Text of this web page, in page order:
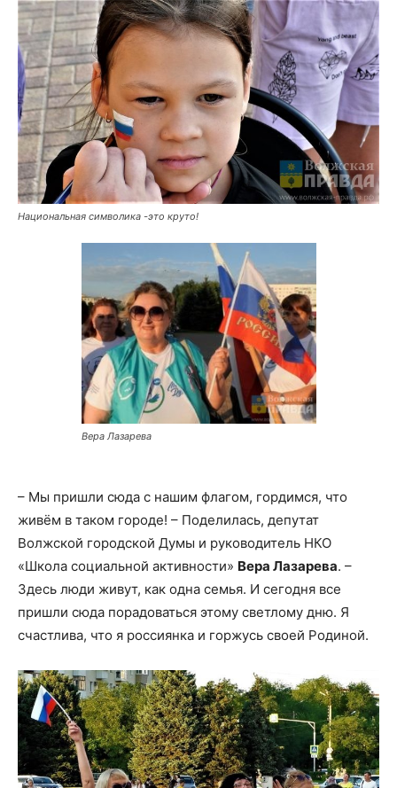
Национальная символика -это круто!
Вера Лазарева
– Мы пришли сюда с нашим флагом, гордимся, что
живём в таком городе! – Поделилась, депутат
Волжской городской Думы и руководитель НКО
«Школа социальной активности» Вера Лазарева. –
Здесь люди живут, как одна семья. И сегодня все
пришли сюда порадоваться этому светлому дню. Я
счастлива, что я россиянка и горжусь своей Родиной.